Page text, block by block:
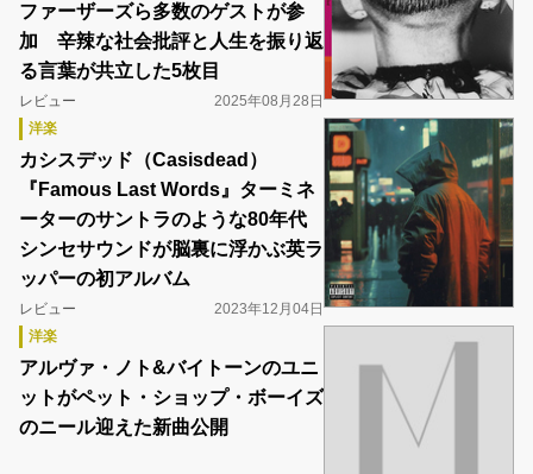
ファーザーズら多数のゲストが参
加 辛辣な社会批評と人生を振り返
る言葉が共立した5枚目
レビュー
2025年08月28日
洋楽
カシスデッド（Casisdead）
『Famous Last Words』ターミネ
ーターのサントラのような80年代
シンセサウンドが脳裏に浮かぶ英ラ
ッパーの初アルバム
レビュー
2023年12月04日
洋楽
アルヴァ・ノト&バイトーンのユニ
ットがペット・ショップ・ボーイズ
のニール迎えた新曲公開